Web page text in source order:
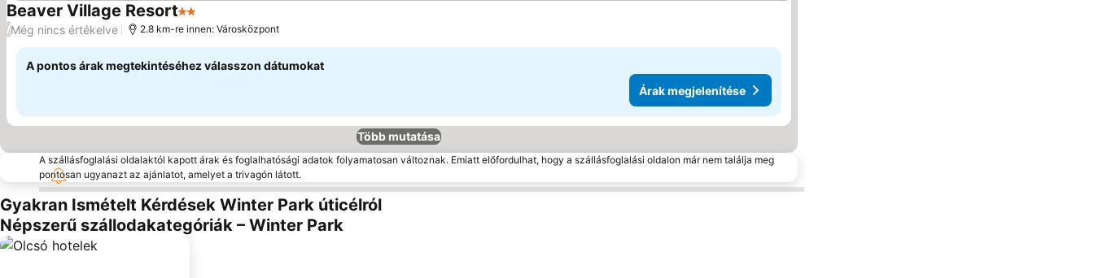
Beaver Village Resort2 Kategória
/Még nincs értékelve 2.8 km-re innen: Városközpont
A pontos árak megtekintéséhez válasszon dátumokat
Árak megjelenítése
Több mutatása
A szállásfoglalási oldalaktól kapott árak és foglalhatósági adatok folyamatosan változnak. Emiatt előfordulhat, hogy a szállásfoglalási oldalon már nem találja meg
pontosan ugyanazt az ajánlatot, amelyet a trivagón látott.
Gyakran Ismételt Kérdések Winter Park úticélról
Népszerű szállodakategóriák – Winter Park